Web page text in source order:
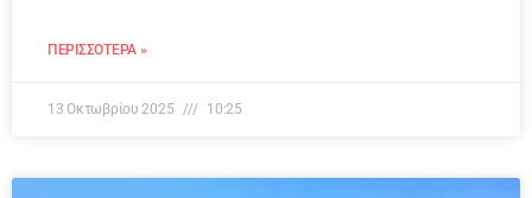
ΠΕΡΙΣΣΌΤΕΡΑ »
13 Οκτωβρίου 2025 10:25